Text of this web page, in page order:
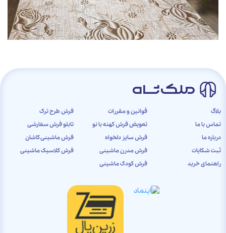
بلاگ
تماس با ما
درباره ما
ثبت شکایات
راهنمای خرید
قوانین و مقررات
تعویض فرش کهنه با نو
فرش سایز دلخواه
فرش مدرن ماشینی
فرش کودک ماشینی
فرش طرح ترک
تابلو فرش سفارشی
فرش ماشینی کاشان
فرش کلاسیک ماشینی